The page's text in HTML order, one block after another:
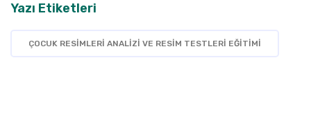
Yazı Etiketleri
ÇOCUK RESİMLERİ ANALİZİ VE RESİM TESTLERİ EĞİTİMİ